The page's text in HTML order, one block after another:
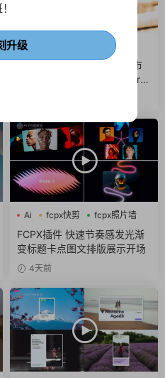
fcpx光效
fcpx图形动画
fcpx转场插件 25组光晕城市
光影梦幻光斑转场finalcutpro
Ai fcpx快剪 fcpx照片墙
FCPX插件 快速节奏感发光渐
变标题卡点图文排版展示开场
4天前
升级